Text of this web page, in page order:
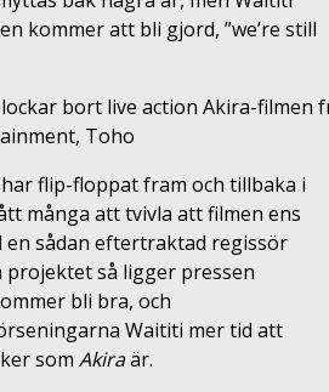
kommer att bli gjord, ”we’re still
Toho
flip-floppat fram och tillbaka i
många att tvivla att filmen ens
en sådan eftertraktad regissör
så ligger pressen
bli bra, och
Waititi mer tid att
som Akiraär.